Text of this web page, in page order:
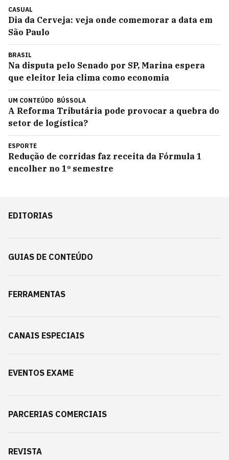
CASUAL
Dia da Cerveja: veja onde comemorar a data em
São Paulo
BRASIL
Na disputa pelo Senado por SP, Marina espera
que eleitor leia clima como economia
UM CONTEÚDO BÚSSOLA
A Reforma Tributária pode provocar a quebra do
setor de logística?
ESPORTE
Redução de corridas faz receita da Fórmula 1
encolher no 1º semestre
EDITORIAS
GUIAS DE CONTEÚDO
FERRAMENTAS
CANAIS ESPECIAIS
EVENTOS EXAME
PARCERIAS COMERCIAIS
REVISTA